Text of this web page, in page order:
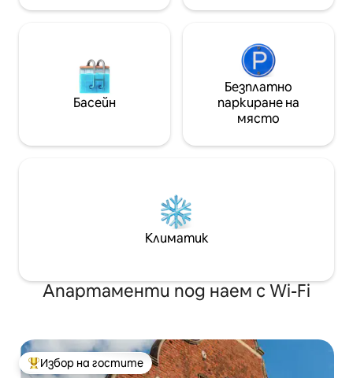
Басейн
Безплатно
паркиране на
място
Климатик
Апартаменти под наем с Wi-Fi
Най-популярен избор на гостите
Избор на гостите